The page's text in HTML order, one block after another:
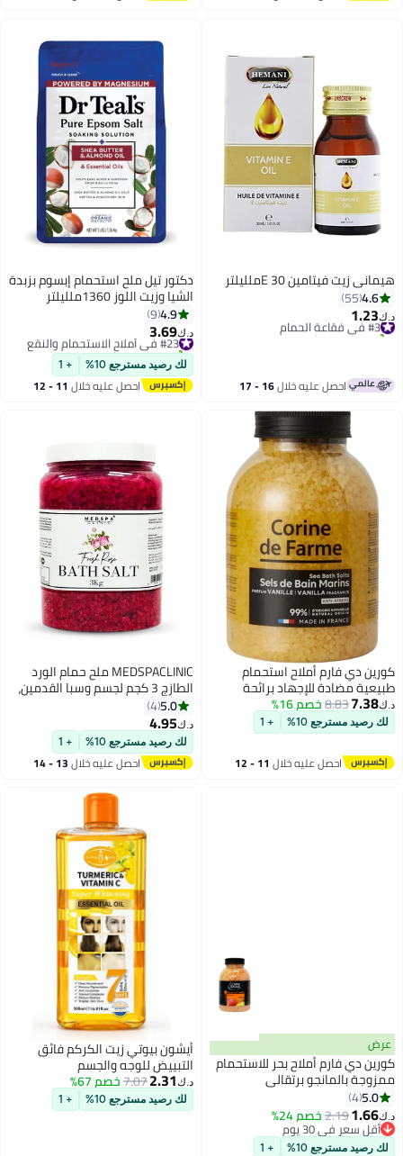
هيماني زيت فيتامين E 30ملليلتر
4.6
55
د.ك‏1.23
#3 في فقاعة الحمام
تم بيع +10 مؤخرًا
احصل عليه خلال 16 - 17
دكتور تيل ملح استحمام إبسوم بزبدة
الشيا وزيت اللوز 1360ملليلتر
4.9
9
د.ك‏3.69
#23 في أملاح الاستحمام والنقع
تم بيع +10 مؤخرًا
#23 في أملاح الاستحمام والنقع
لك رصيد مسترجع 10% + 1
احصل عليه خلال 11 - 12
كورين دي فارم أملاح استحمام
طبيعية مضادة للإجهاد برائحة
الفانيليا، 1.3 كجم
د.ك‏7.38
8.83خصم 16%
لك رصيد مسترجع 10% + 1
احصل عليه خلال 11 - 12
MEDSPACLINIC ملح حمام الورد
الطازج 3 كجم لجسم وسبا القدمين،
مهدئ، مريح، علاج بالروائح
5.0
4
د.ك‏4.95
لك رصيد مسترجع 10% + 1
احصل عليه خلال 13 - 14
عرض
كورين دي فارم أملاح بحر للاستحمام
ممزوجة بالمانجو برتقالي
1.3كيلوجرام5.0
4
د.ك‏1.66
2.19خصم 24%
أقل سعر في 30 يوم
أقل سعر في 30 يوم
لك رصيد مسترجع 10% + 1
أيشون بيوتي زيت الكركم فائق
التبييض للوجه والجسم
د.ك‏2.31
7.07خصم 67%
لك رصيد مسترجع 10% + 1